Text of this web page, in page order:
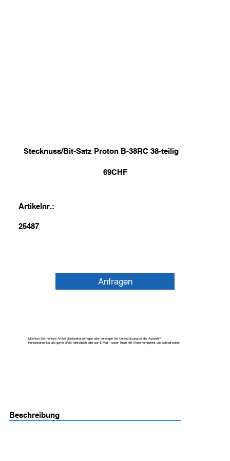
Stecknuss/Bit-Satz Proton B-38RC 38-teilig
69CHF
Artikelnr.:
25487
Anfragen
Möchten Sie mehrere Artikel gleichzeitig anfragen oder benötigen Sie Unterstützung bei der Auswahl?
Kontaktieren Sie uns gerne direkt telefonisch oder per E-Mail – unser Team hilft Ihnen kompetent und schnell weiter.
Beschreibung